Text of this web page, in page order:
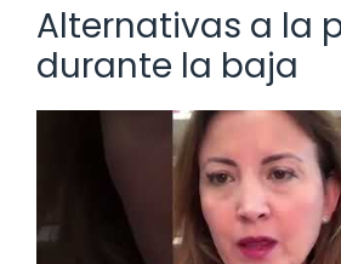
Alternativas a la
durante la baja